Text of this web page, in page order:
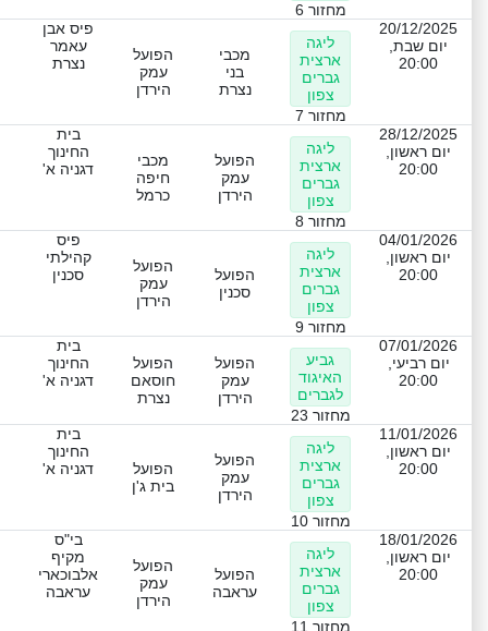
מחזור 6
20/12/2025
יום שבת,
20:00
ליגה
ארצית
גברים
צפון
מחזור 7
מכבי
בני
נצרת
הפועל
עמק
הירדן
פיס אבן
עאמר
נצרת
28/12/2025
יום ראשון,
20:00
ליגה
ארצית
גברים
צפון
מחזור 8
הפועל
עמק
הירדן
מכבי
חיפה
כרמל
בית
החינוך
דגניה א'
04/01/2026
יום ראשון,
20:00
ליגה
ארצית
גברים
צפון
מחזור 9
הפועל
סכנין
הפועל
עמק
הירדן
פיס
קהילתי
סכנין
07/01/2026
יום רביעי,
20:00
גביע
האיגוד
לגברים
מחזור 23
הפועל
עמק
הירדן
הפועל
חוסאם
נצרת
בית
החינוך
דגניה א'
11/01/2026
יום ראשון,
20:00
ליגה
ארצית
גברים
צפון
מחזור 10
הפועל
עמק
הירדן
הפועל
בית ג'ן
בית
החינוך
דגניה א'
18/01/2026
יום ראשון,
20:00
ליגה
ארצית
גברים
צפון
מחזור 11
הפועל
עראבה
הפועל
עמק
הירדן
בי"ס
מקיף
אלבוכארי
עראבה